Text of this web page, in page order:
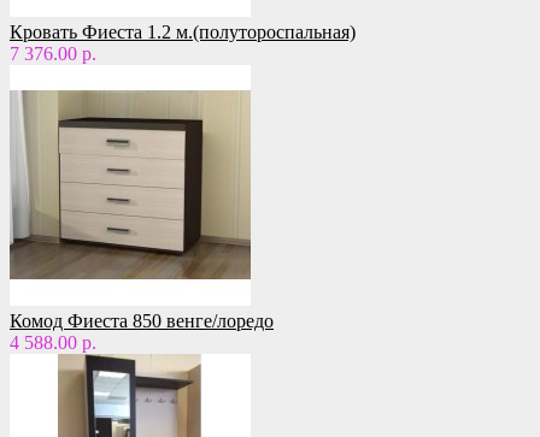
Кровать Фиеста 1.2 м.(полутороспальная)
7 376.00 р.
Комод Фиеста 850 венге/лоредо
4 588.00 р.